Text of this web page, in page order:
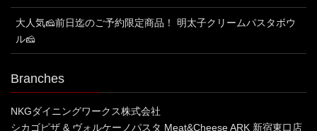
大人気🧀前日迄のご予約限定商品！ 明太子クリームパスタボウ
ル🧀
Branches
NKGダイニングワークス株式会社
シカゴピザ & ヴォルケーノパスタ Meat&Cheese ARK 新宿東口店